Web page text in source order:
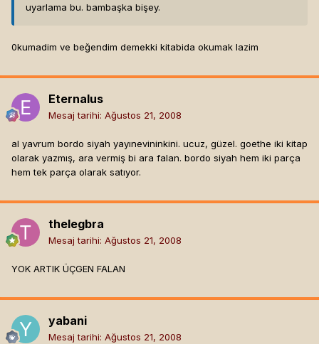
uyarlama bu. bambaşka bişey.
0kumadim ve beğendim demekki kitabida okumak lazim
Eternalus
Mesaj tarihi: Ağustos 21, 2008
al yavrum bordo siyah yayınevininkini. ucuz, güzel. goethe iki kitap
olarak yazmış, ara vermiş bi ara falan. bordo siyah hem iki parça
hem tek parça olarak satıyor.
thelegbra
Mesaj tarihi: Ağustos 21, 2008
YOK ARTIK ÜÇGEN FALAN
yabani
Mesaj tarihi: Ağustos 21, 2008